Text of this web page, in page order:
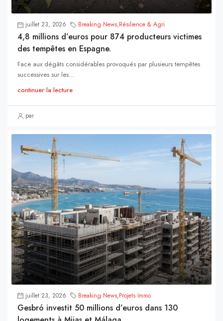
juillet 23, 2026 Breaking News,Résilience & Agri
4,8 millions d’euros pour 874 producteurs victimes
des tempêtes en Espagne.
Face aux dégâts considérables provoqués par plusieurs tempêtes
successives sur les...
continuer la lecture
par
juillet 23, 2026 Breaking News,Projets Immo
Gesbró investit 50 millions d’euros dans 130